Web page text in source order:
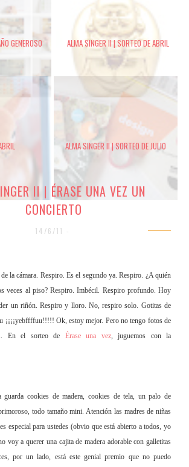
GENEROSO ALMA SINGER II | SORTEO DE ABRIL
ALMA SINGER II | SORTEO DE JULIO
II | ÉRASE UNA VEZ UN
CONCIERTO
14/6/11 -
la cámara. Respiro. Es el segundo ya. Respiro. ¿A quién
veces al piso? Respiro. Imbécil. Respiro profundo. Hoy
un riñón. Respiro y lloro. No, respiro solo. Gotitas de
¡¡¡¡yebffffuu!!!!! Ok, estoy mejor. Pero no tengo fotos de
En el sorteo de Érase una vez, juguemos con la
guarda cookies de madera, cookies de tela, un palo de
todo tamaño mini. Atención las madres de niñas
especial para ustedes (obvio que está abierto a todos, yo
voy a querer una cajita de madera adorable con galletitas
por un lado, está este genial premio que no puedo